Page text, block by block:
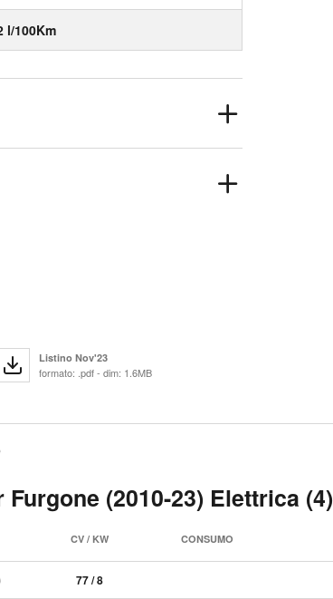
l/100Km
Listino Nov'23
formato: .pdf - dim: 1.6MB
(2010-23) Elettrica (4)
CV / KW CONSUMO
77 / 8